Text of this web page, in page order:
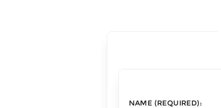
NAME (REQUIRED):